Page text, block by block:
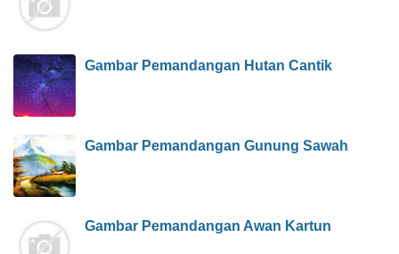
Gambar Pemandangan Hutan Cantik
Gambar Pemandangan Gunung Sawah
Gambar Pemandangan Awan Kartun